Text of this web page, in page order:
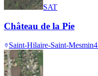
SAT
Château de la Pie
Saint-Hilaire-Saint-Mesmin4